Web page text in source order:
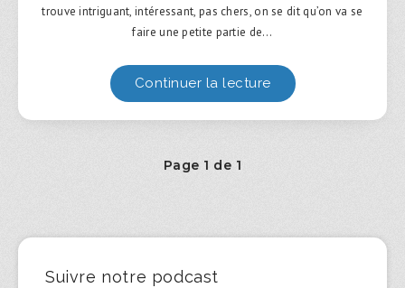
trouve intriguant, intéressant, pas chers, on se dit qu’on va se
faire une petite partie de…
Continuer la lecture
Page 1 de 1
Suivre notre podcast